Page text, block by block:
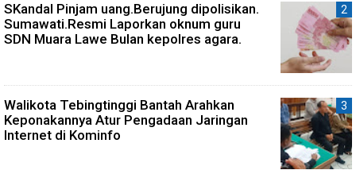
SKandal Pinjam uang.Berujung dipolisikan.
Sumawati.Resmi Laporkan oknum guru
SDN Muara Lawe Bulan kepolres agara.
Walikota Tebingtinggi Bantah Arahkan
Keponakannya Atur Pengadaan Jaringan
Internet di Kominfo